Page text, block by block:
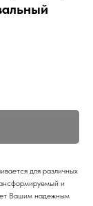
для различных
и
Вашим надежным